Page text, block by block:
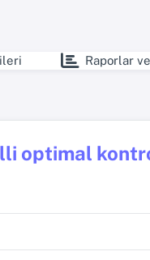
Raporlar
optimal